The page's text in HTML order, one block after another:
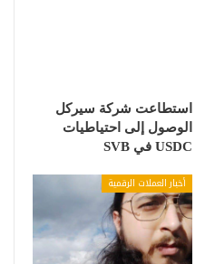
استطاعت شركة سيركل
الوصول إلى احتياطيات
USDC في SVB
أخبار العملات الرقمية